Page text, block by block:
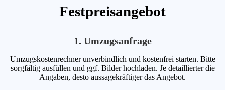
Festpreisangebot
1. Umzugsanfrage
Umzugskostenrechner unverbindlich und kostenfrei starten. Bitte
sorgfältig ausfüllen und ggf. Bilder hochladen. Je detaillierter die
Angaben, desto aussagekräftiger das Angebot.